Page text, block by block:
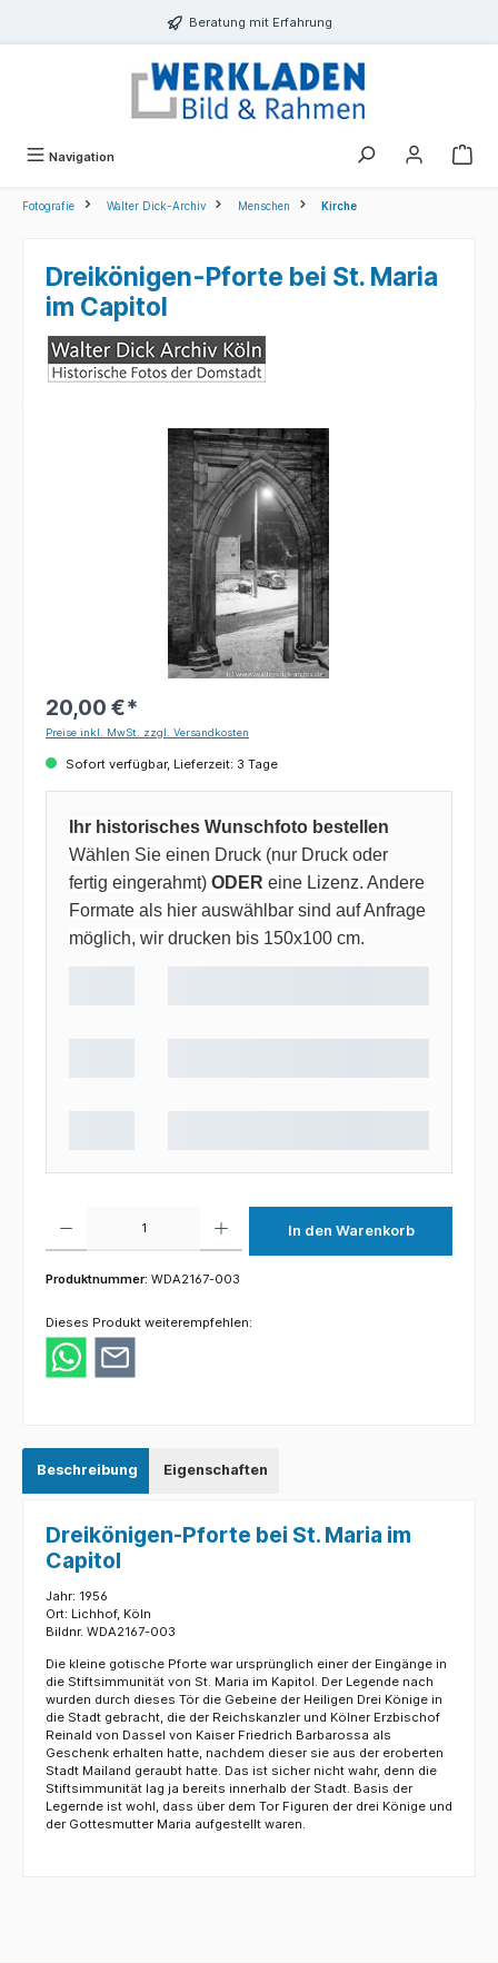
Beratung mit Erfahrung
Navigation
Fotografie Walter Dick-Archiv Menschen Kirche
Dreikönigen-Pforte bei St. Maria
im Capitol
Bildergalerie überspringen
20,00 €*
Preise inkl. MwSt. zzgl. Versandkosten
Sofort verfügbar, Lieferzeit: 3 Tage
Ihr historisches Wunschfoto bestellen
Wählen Sie einen Druck (nur Druck oder
fertig eingerahmt) ODER eine Lizenz. Andere
Formate als hier auswählbar sind auf Anfrage
möglich, wir drucken bis 150x100 cm.
In den Warenkorb
Produktnummer: WDA2167-003
Dieses Produkt weiterempfehlen:
Beschreibung Eigenschaften
Dreikönigen-Pforte bei St. Maria im
Capitol
Jahr: 1956
Ort: Lichhof, Köln
Bildnr. WDA2167-003
Die kleine gotische Pforte war ursprünglich einer der Eingänge in
die Stiftsimmunität von St. Maria im Kapitol. Der Legende nach
wurden durch dieses Tör die Gebeine der Heiligen Drei Könige in
die Stadt gebracht, die der Reichskanzler und Kölner Erzbischof
Reinald von Dassel von Kaiser Friedrich Barbarossa als
Geschenk erhalten hatte, nachdem dieser sie aus der eroberten
Stadt Mailand geraubt hatte. Das ist sicher nicht wahr, denn die
Stiftsimmunität lag ja bereits innerhalb der Stadt. Basis der
Legernde ist wohl, dass über dem Tor Figuren der drei Könige und
der Gottesmutter Maria aufgestellt waren.